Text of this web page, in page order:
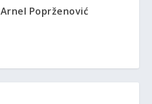
Arnel Poprženović